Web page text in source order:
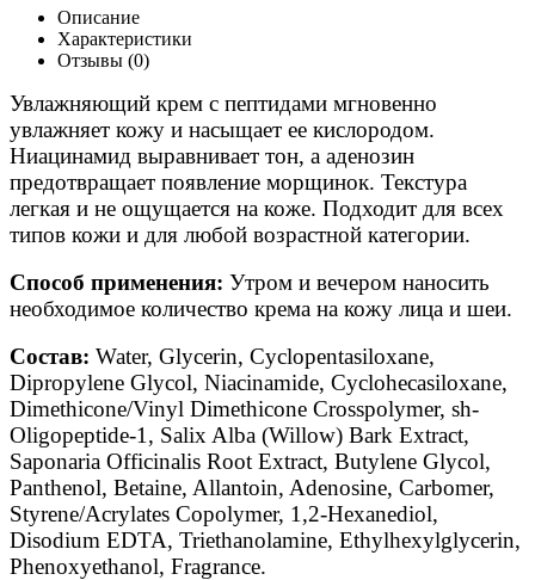
Описание
Характеристики
Отзывы (0)
Увлажняющий крем с пептидами мгновенно
увлажняет кожу и насыщает ее кислородом.
Ниацинамид выравнивает тон, а аденозин
предотвращает появление морщинок. Текстура
легкая и не ощущается на коже. Подходит для всех
типов кожи и для любой возрастной категории.
Способ применения: Утром и вечером наносить
необходимое количество крема на кожу лица и шеи.
Состав: Water, Glycerin, Cyclopentasiloxane,
Dipropylene Glycol, Niacinamide, Cyclohecasiloxane,
Dimethicone/Vinyl Dimethicone Crosspolymer, sh-
Oligopeptide-1, Salix Alba (Willow) Bark Extract,
Saponaria Officinalis Root Extract, Butylene Glycol,
Panthenol, Betaine, Allantoin, Adenosine, Carbomer,
Styrene/Acrylates Copolymer, 1,2-Hexanediol,
Disodium EDTA, Triethanolamine, Ethylhexylglycerin,
Phenoxyethanol, Fragrance.